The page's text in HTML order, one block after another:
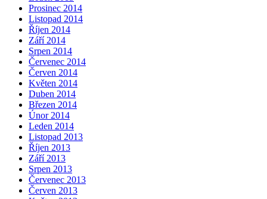
Prosinec 2014
Listopad 2014
Říjen 2014
Září 2014
Srpen 2014
Červenec 2014
Červen 2014
Květen 2014
Duben 2014
Březen 2014
Únor 2014
Leden 2014
Listopad 2013
Říjen 2013
Září 2013
Srpen 2013
Červenec 2013
Červen 2013